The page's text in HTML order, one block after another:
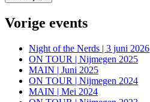
Vorige events
Night of the Nerds | 3 juni 2026
ON TOUR | Nijmegen 2025
MAIN | Juni 2025
ON TOUR | Nijmegen 2024
MAIN | Mei 2024